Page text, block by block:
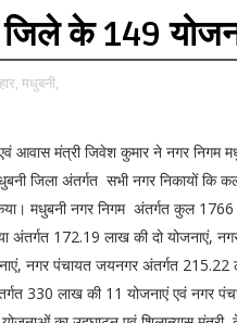
के 149
मधुबनी,
आवास मंत्री जिवेश कुमार ने नगर निगम
जिला अंतर्गत सभी नगर निकायों कि
मधुबनी नगर निगम अंतर्गत कुल
अंतर्गत 172.19 लाख की दो योजनाएं,
नगर पंचायत जयनगर अंतर्गत 215.22
330 लाख की 11 योजनाएं एवं नगर